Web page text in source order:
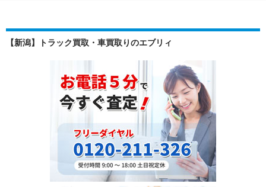
ィ
事
例
KK-
FE53EEV・
4M51
ン
ゲ【新潟】トラック買取・車買取りのエブリィ